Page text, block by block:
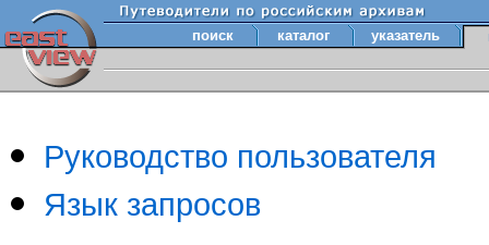
поиск каталог указатель
Руководство пользователя
Язык запросов